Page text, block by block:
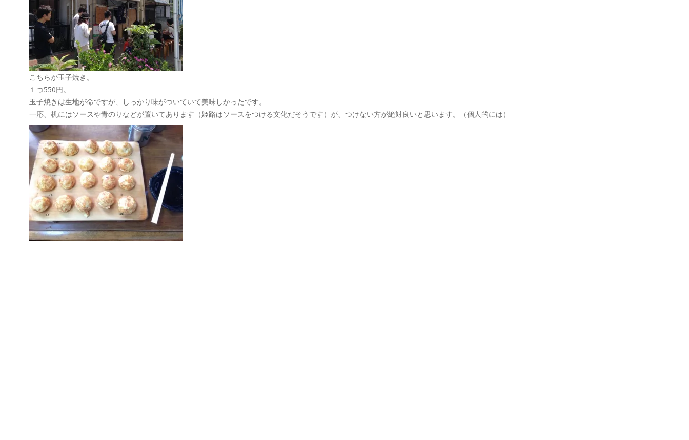
こちらが玉子焼き。
１つ550円。
玉子焼きは生地が命ですが、しっかり味がついていて美味しかったです。
一応、机にはソースや青のりなどが置いてあります（姫路はソースをつける文化だそうです）が、つけない方が絶対良いと思います。（個人的には）